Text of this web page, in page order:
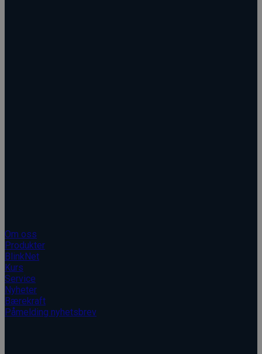
Om oss
Produkter
BlinkNet
Kurs
Service
Nyheter
Bærekraft
Påmelding nyhetsbrev